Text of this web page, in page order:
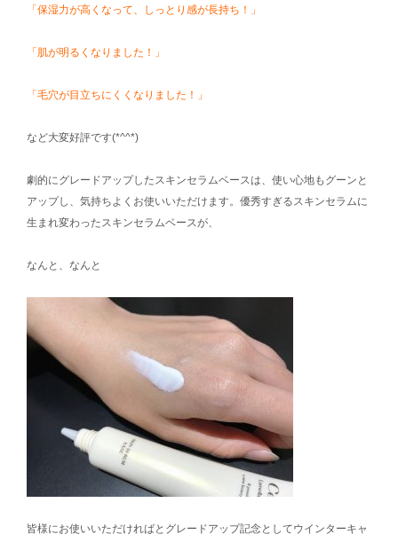
「保湿力が高くなって、しっとり感が長持ち！」
「肌が明るくなりました！」
「毛穴が目立ちにくくなりました！」
など大変好評です(*^^*)
劇的にグレードアップしたスキンセラムベースは、使い心地もグーンと
アップし、気持ちよくお使いいただけます。優秀すぎるスキンセラムに
生まれ変わったスキンセラムベースが、
なんと、なんと
皆様にお使いいただければとグレードアップ記念としてウインターキャ